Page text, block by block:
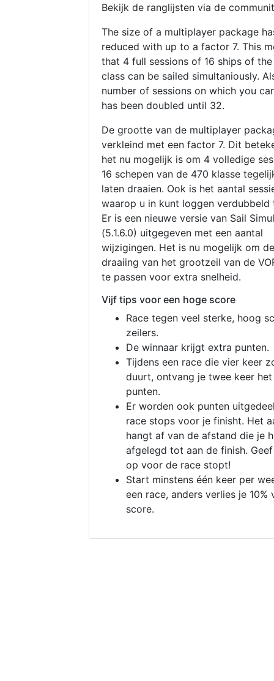
Bekijk de ranglijsten via de
The size of a multiplayer package
reduced with up to a factor 7. This
that 4 full sessions of 16 ships of
class can be sailed simultaniously.
number of sessions on which you
has been doubled until 32.
De grootte van de multiplayer
verkleind met een factor 7. Dit
het nu mogelijk is om 4 volledige
16 schepen van de 470 klasse
laten draaien. Ook is het aantal
waarop u in kunt loggen verdubbeld
Er is een nieuwe versie van Sail
(5.1.6.0) uitgegeven met een aantal
wijzigingen. Het is nu mogelijk om de
draaiing van het grootzeil van de
te passen voor extra snelheid.
Vijf tips voor een hoge score
Race tegen veel sterke, hoog
zeilers.
De winnaar krijgt extra punten.
Tijdens een race die vier keer
duurt, ontvang je twee keer
punten.
Er worden ook punten
race stops voor je finisht. Het
hangt af van de afstand die je
afgelegd tot aan de finish.
op voor de race stopt!
Start minstens één keer per
een race, anders verlies je 10%
score.